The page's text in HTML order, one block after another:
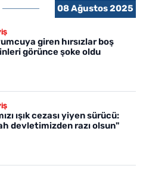
08 Ağustos 2025
giren hırsızlar boş
görünce şoke oldu
ışık cezası yiyen sürücü:
devletimizden razı olsun"